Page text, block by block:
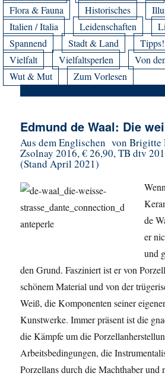
Flora & Fauna
Historisches
Italien / Italia
Leidenschaften
Spannend
Stadt & Land
Vielfalt
Vielfaltsperlen
Von
Wut & Mut
Zum Vorlesen
Edmund de Waal: Die
Aus dem Englischen von Brigitte
Zsolnay 2016, € 26,90, TB dtv
(Stand April 2021)
de
er
und
den Grund. Fasziniert ist er von
schönem Material und von der
Weiß, die Komponenten seiner
Kunstwerke. Immer präsent ist die
die Kämpfe um die
Arbeitsbedingungen, die
Porzellans durch die Machthaber und